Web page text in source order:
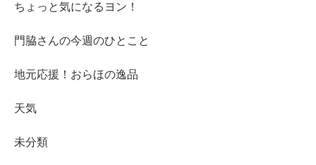
ちょっと気になるヨン！
門脇さんの今週のひとこと
地元応援！おらほの逸品
天気
未分類